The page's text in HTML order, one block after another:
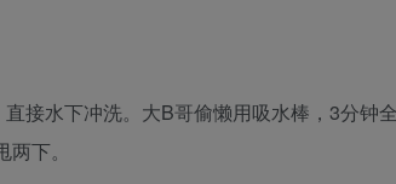
接水下冲洗。大B哥偷懒用吸水棒，3分钟
下。